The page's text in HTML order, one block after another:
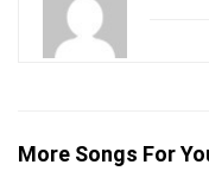
More Songs For